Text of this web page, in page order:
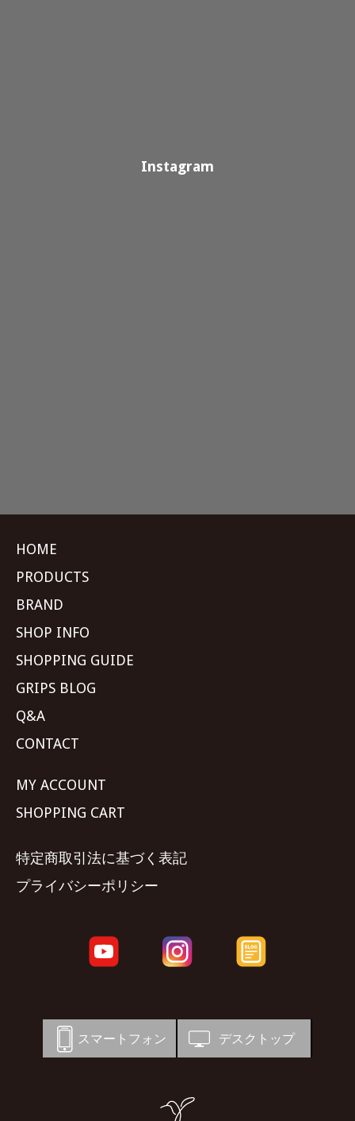
Instagram
HOME
PRODUCTS
BRAND
SHOP INFO
SHOPPING GUIDE
GRIPS BLOG
Q&A
CONTACT
MY ACCOUNT
SHOPPING CART
特定商取引法に基づく表記
プライバシーポリシー
スマートフォン デスクトップ